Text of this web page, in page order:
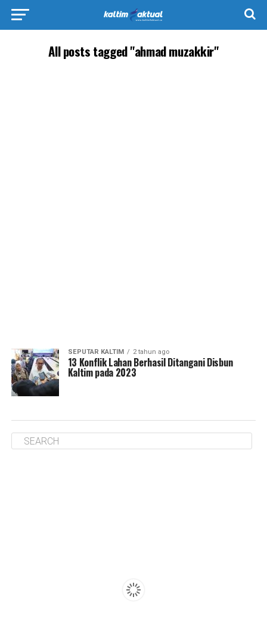
All posts tagged "ahmad muzakkir"
SEPUTAR KALTIM 2 tahun ago
13 Konflik Lahan Berhasil Ditangani Disbun
Kaltim pada 2023